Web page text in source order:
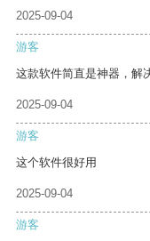
2025-09-04
游客
这款软件简直是神器，解
2025-09-04
游客
这个软件很好用
2025-09-04
游客